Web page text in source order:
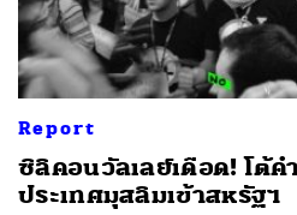
Report
ซิลิคอนวัลเลย์เดือด! โต้
ประเทศมุสลิมเข้าสหรัฐฯ